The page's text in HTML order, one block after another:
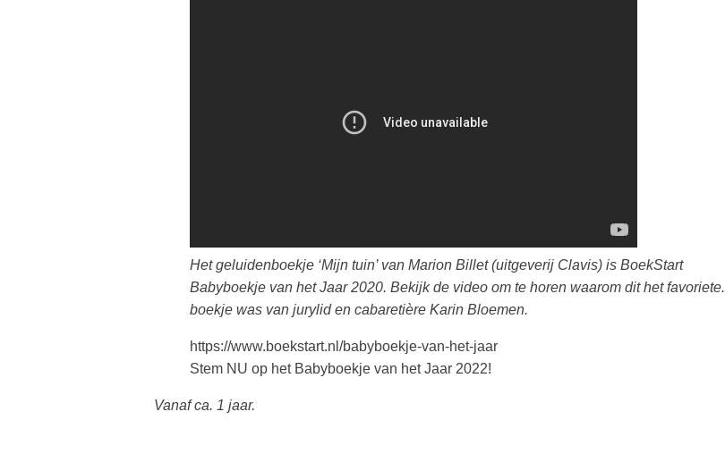
Het geluidenboekje ‘Mijn tuin’ van Marion Billet (uitgeverij Clavis) is BoekStart
Babyboekje van het Jaar 2020. Bekijk de video om te horen waarom dit het favoriete.
boekje was van jurylid en cabaretière Karin Bloemen.
https://www.boekstart.nl/babyboekje-van-het-jaar
Stem NU op het Babyboekje van het Jaar 2022!
Vanaf ca. 1 jaar.